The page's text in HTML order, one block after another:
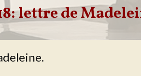
lettre de